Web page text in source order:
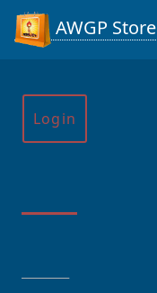
AWGP Store
Login